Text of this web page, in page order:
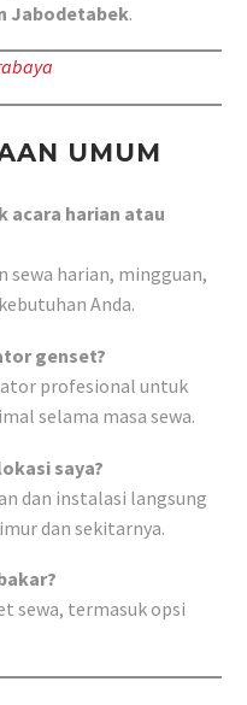
Jabodetabek.
UMUM
acara harian atau
sewa harian, mingguan,
Anda.
genset?
profesional untuk
selama masa sewa.
saya?
dan instalasi langsung
dan sekitarnya.
sewa, termasuk opsi